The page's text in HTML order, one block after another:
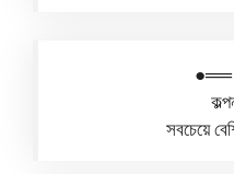
সবচেয়ে